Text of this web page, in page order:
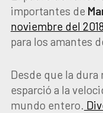
importantes de
noviembre del 2018
para los amantes
Desde que la dura
esparció a la
mundo entero.